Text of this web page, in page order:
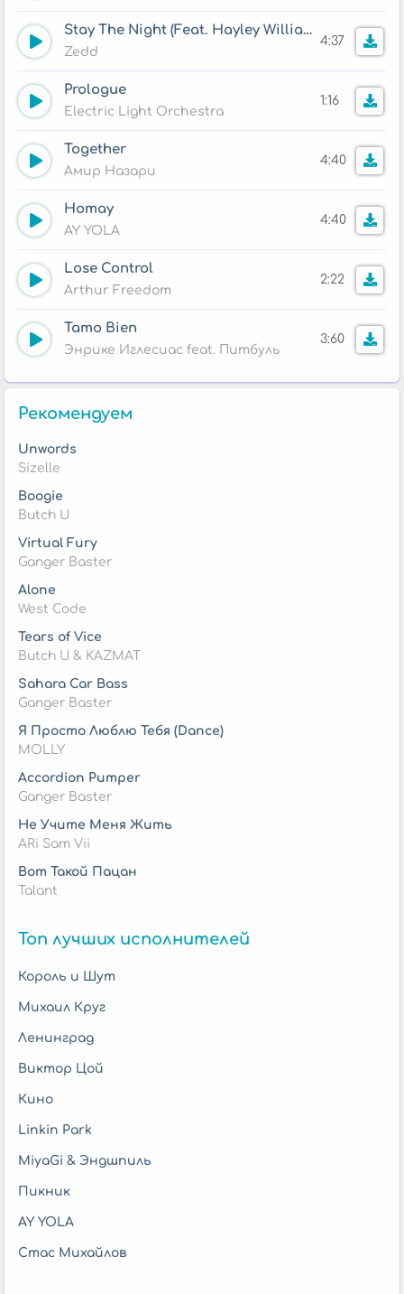
Stay The Night (Feat. Hayley Williams)
Zedd
4:37
Prologue
Electric Light Orchestra
1:16
Together
Амир Назари
4:40
Homay
AY YOLA
4:40
Lose Control
Arthur Freedom
2:22
Tamo Bien
Энрике Иглесиас feat. Питбуль
3:60
Рекомендуем
Unwords
Sizelle
Boogie
Butch U
Virtual Fury
Ganger Baster
Alone
West Code
Tears of Vice
Butch U & KAZMAT
Sahara Car Bass
Ganger Baster
Я Просто Люблю Тебя (Dance)
MOLLY
Accordion Pumper
Ganger Baster
Не Учите Меня Жить
ARi Sam Vii
Вот Такой Пацан
Talant
Топ лучших исполнителей
Король и Шут
Михаил Круг
Ленинград
Виктор Цой
Кино
Linkin Park
MiyaGi & Эндшпиль
Пикник
AY YOLA
Стас Михайлов